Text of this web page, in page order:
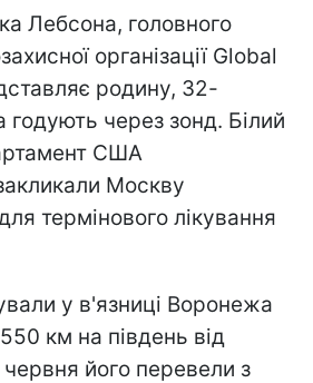
Лебсона, головного
організації Global
родину, 32-
годують через зонд. Білий
США
Москву
термінового лікування
у в'язниці Воронежа
км на південь від
червня його перевели з